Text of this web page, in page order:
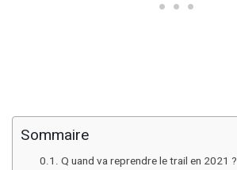
Sommaire
Q uand va reprendre le trail en 2021 ?